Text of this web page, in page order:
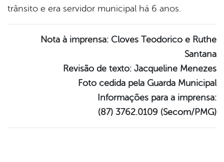
trânsito e era servidor municipal há 6 anos.
Nota à imprensa: Cloves Teodorico e Ruthe
Santana
Revisão de texto: Jacqueline Menezes
Foto cedida pela Guarda Municipal
Informações para a imprensa:
(87) 3762.0109 (Secom/PMG)